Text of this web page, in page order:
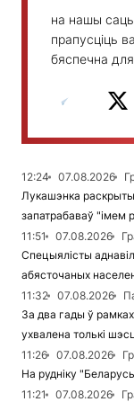
на нашы
прапусціць
бяспечна
12:24 07.08.2026
Лукашэнка
запатрабаваў "імем
11:51
07.08.2026
Спецыялісты
абясточаных
11:32
07.08.2026
За два гады ў
ухвалена толькі
11:26
07.08.2026
На рудніку
11:21
07.08.2026